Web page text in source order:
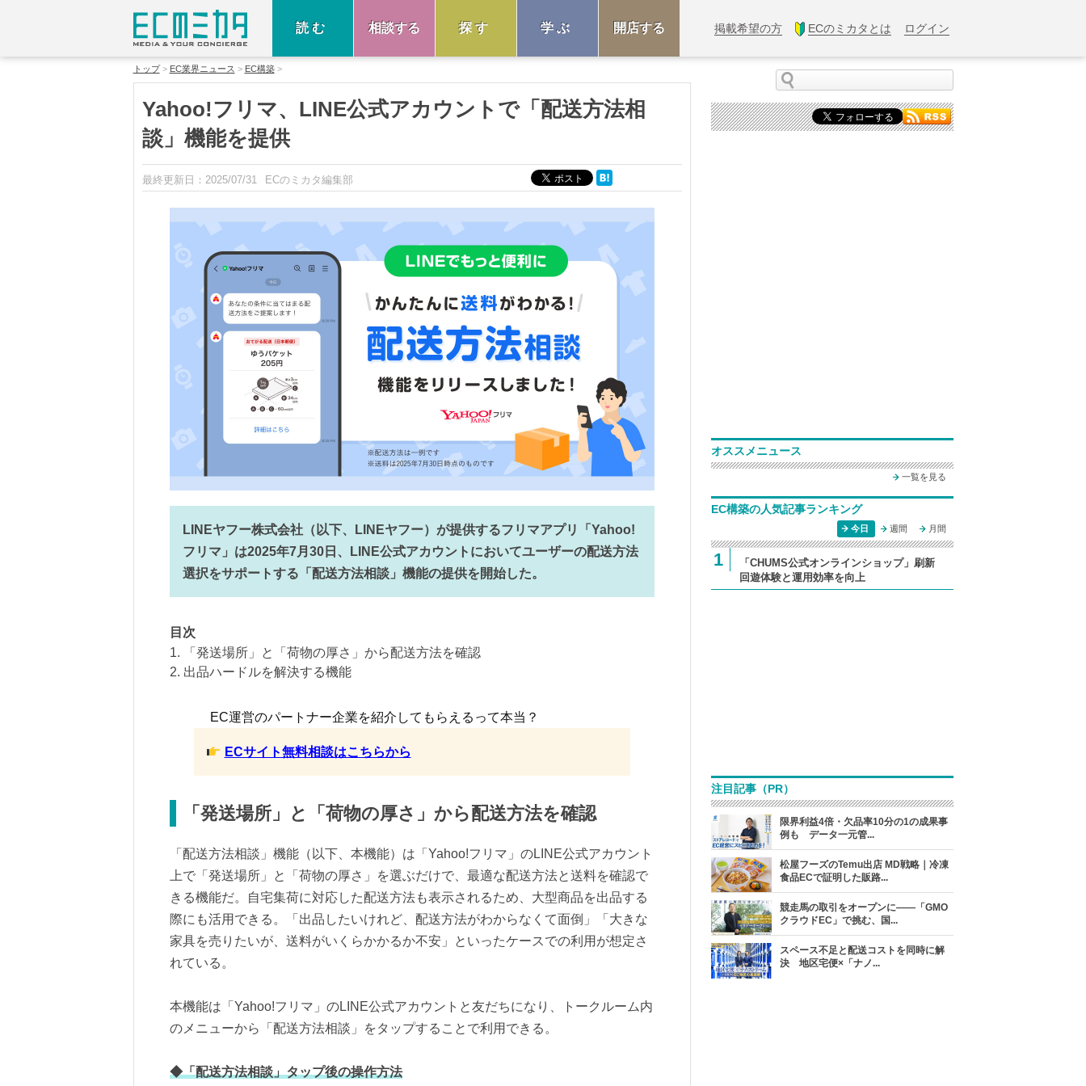
読む 相談する 探す 学ぶ 開店する 掲載希望の方 ECのミカタとは ログイン
トップ EC業界ニュース EC構築
Yahoo!フリマ、LINE公式アカウントで「配送方法相
談」機能を提供
最終更新日： 2025/07/31 ECのミカタ編集部
LINEヤフー株式会社（以下、LINEヤフー）が提供するフリマアプリ「Yahoo!
フリマ」は2025年7月30日、LINE公式アカウントにおいてユーザーの配送方法
選択をサポートする「配送方法相談」機能の提供を開始した。
目次
1. 「発送場所」と「荷物の厚さ」から配送方法を確認
2. 出品ハードルを解決する機能
EC運営のパートナー企業を紹介してもらえるって本当？
ECサイト無料相談はこちらから
「発送場所」と「荷物の厚さ」から配送方法を確認
「配送方法相談」機能（以下、本機能）は「Yahoo!フリマ」のLINE公式アカウント
上で「発送場所」と「荷物の厚さ」を選ぶだけで、最適な配送方法と送料を確認で
きる機能だ。自宅集荷に対応した配送方法も表示されるため、大型商品を出品する
際にも活用できる。「出品したいけれど、配送方法がわからなくて面倒」「大きな
家具を売りたいが、送料がいくらかかるか不安」といったケースでの利用が想定さ
れている。
本機能は「Yahoo!フリマ」のLINE公式アカウントと友だちになり、トークルーム内
のメニューから「配送方法相談」をタップすることで利用できる。
◆「配送方法相談」タップ後の操作方法
オススメニュース
一覧を見る
EC構築の人気記事ランキング
今日 週間 月間
1
「CHUMS公式オンラインショップ」刷新
回遊体験と運用効率を向上
注目記事（PR）
限界利益4倍・欠品率10分の1の成果事
例も データ一元管...
松屋フーズのTemu出店 MD戦略｜冷凍
食品ECで証明した販路...
競走馬の取引をオープンに――「GMO
クラウドEC」で挑む、国...
スペース不足と配送コストを同時に解
決 地区宅便×「ナノ...